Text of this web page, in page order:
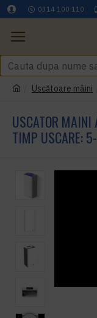
0314 100 110
Uscătoare mâini
USCATOR MAINI
TIMP USCARE: